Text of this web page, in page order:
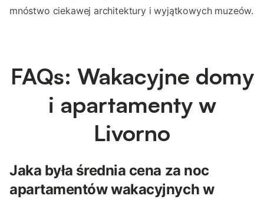
mnóstwo ciekawej architektury i wyjątkowych muzeów.
FAQs: Wakacyjne domy
i apartamenty w
Livorno
Jaka była średnia cena za noc
apartamentów wakacyjnych w